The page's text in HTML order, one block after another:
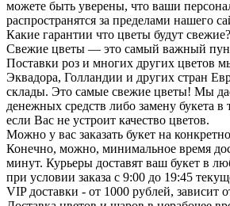
можете быть уверены, что ваши
распространятся за пределами нашего
Какие гарантии что цветы будут свежие?
Свежие цветы — это самый важный
Поставки роз и многих других цветов
Эквадора, Голландии и других стран
склады. Это самые свежие цветы! Мы
денежных средств либо замену букета в
если Вас не устроит качество цветов.
Можно у вас заказать букет на
Конечно, можно, минимальное время
минут. Курьеры доставят ваш букет в
при условии заказа с 9:00 до 19:45
VIP доставки - от 1000 рублей, зависит